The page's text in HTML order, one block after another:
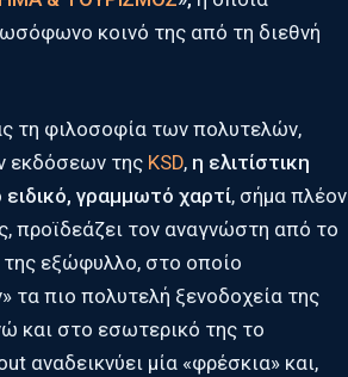
κοινό της από τη διεθνή
τη φιλοσοφία των πολυτελών,
εκδόσεων της KSD, η ελιτίστικη
γραμμωτό χαρτί, σήμα πλέον
προϊδεάζει τον αναγνώστη από το
εξώφυλλο, στο οποίο
τα πιο πολυτελή ξενοδοχεία της
και στο εσωτερικό της το
αναδεικνύει μία «φρέσκια» και,